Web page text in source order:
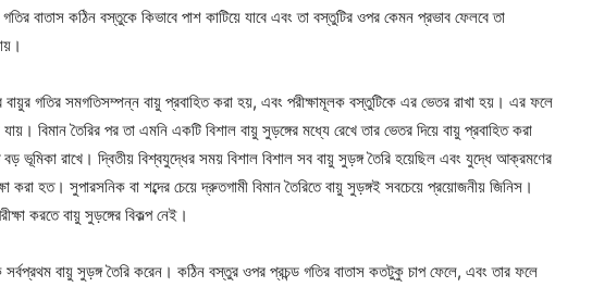
বাতাস কঠিন বস্তুকে কিভাবে পাশ কাটিয়ে যাবে এবং তা বস্তুটির ওপর কেমন প্রভাব ফেলবে তা
বায়ুর গতির সমগতিসম্পন্ন বায়ু প্রবাহিত করা হয়, এবং পরীক্ষামূলক বস্তুটিকে এর ভেতর রাখা হয়। এর ফলে
বিমান তৈরির পর তা এমনি একটি বিশাল বায়ু সুড়ঙ্গের মধ্যে রেখে তার ভেতর দিয়ে বায়ু প্রবাহিত করা
বড় ভূমিকা রাখে। দ্বিতীয় বিশ্বযুদ্ধের সময় বিশাল বিশাল সব বায়ু সুড়ঙ্গ তৈরি হয়েছিল এবং যুদ্ধে আক্রমণের
করা হত। সুপারসনিক বা শব্দের চেয়ে দ্রুতগামী বিমান তৈরিতে বায়ু সুড়ঙ্গই সবচেয়ে প্রয়োজনীয় জিনিস।
করতে বায়ু সুড়ঙ্গের বিকল্প নেই।
বায়ু সুড়ঙ্গ তৈরি করেন। কঠিন বস্তুর ওপর প্রচন্ড গতির বাতাস কতটুকু চাপ ফেলে, এবং তার ফলে